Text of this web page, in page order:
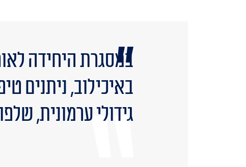
במסגרת היחידה
באיכילוב, ניתנים
גידולי ערמונית,